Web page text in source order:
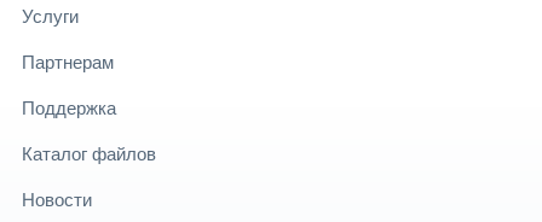
Услуги
Партнерам
Поддержка
Каталог файлов
Новости